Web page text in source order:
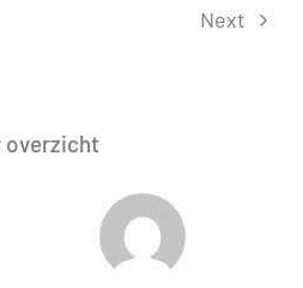
Next
overzicht